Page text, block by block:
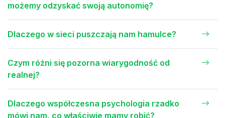
możemy odzyskać swoją autonomię?
Dlaczego w sieci puszczają nam hamulce?
Czym różni się pozorna wiarygodność od
realnej?
Dlaczego współczesna psychologia rzadko
mówi nam, co właściwie mamy robić?